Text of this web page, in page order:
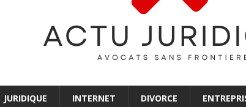
JURIDIQUE INTERNET DIVORCE